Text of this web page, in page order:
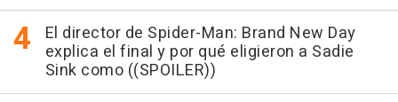
El director de Spider-Man: Brand New Day
explica el final y por qué eligieron a Sadie
Sink como ((SPOILER))